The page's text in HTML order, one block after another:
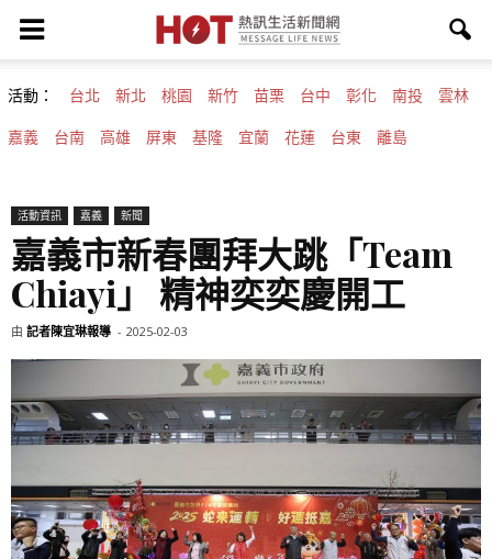
活動： 台北 新北 桃園 新竹 苗栗 台中 彰化 南投 雲林
嘉義 台南 高雄 屏東 基隆 宜蘭 花蓮 台東 離島
活動資訊 嘉義 新聞
嘉義市新春團拜大跳「Team
Chiayi」 精神奕奕慶開工
由 記者陳宜琳報導 - 2025-02-03